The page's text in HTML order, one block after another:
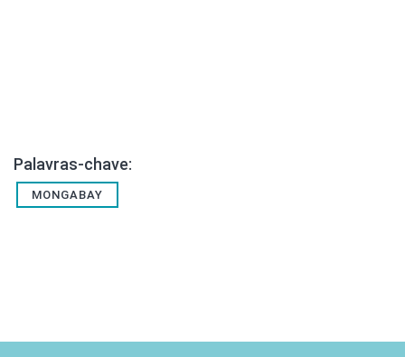
Palavras-chave:
MONGABAY